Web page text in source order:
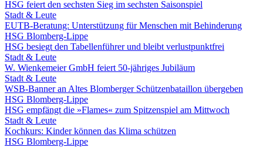
HSG feiert den sechsten Sieg im sechsten Saisonspiel
Stadt & Leute
EUTB-Beratung: Unterstützung für Menschen mit Behinderung
HSG Blomberg-Lippe
HSG besiegt den Tabellenführer und bleibt verlustpunktfrei
Stadt & Leute
W. Wienkemeier GmbH feiert 50-jähriges Jubiläum
Stadt & Leute
WSB-Banner an Altes Blomberger Schützenbataillon übergeben
HSG Blomberg-Lippe
HSG empfängt die »Flames« zum Spitzenspiel am Mittwoch
Stadt & Leute
Kochkurs: Kinder können das Klima schützen
HSG Blomberg-Lippe